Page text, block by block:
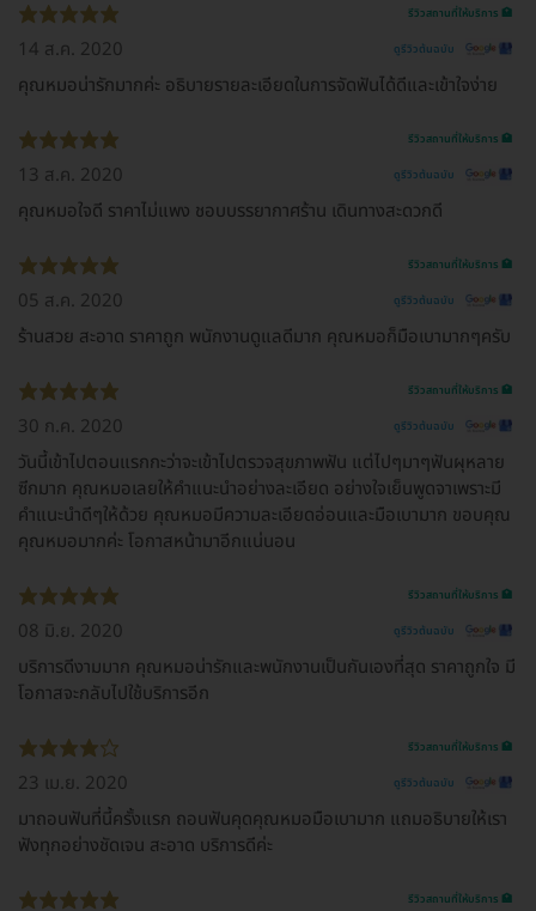
รีวิวสถานที่ให้บริการ 🏥
14 ส.ค. 2020 ดูรีวิวต้นฉบับ
คุณหมอน่ารักมากค่ะ อธิบายรายละเอียดในการจัดฟันได้ดีและเข้าใจง่าย
รีวิวสถานที่ให้บริการ 🏥
13 ส.ค. 2020 ดูรีวิวต้นฉบับ
คุณหมอใจดี ราคาไม่แพง ชอบบรรยากาศร้าน เดินทางสะดวกดี
รีวิวสถานที่ให้บริการ 🏥
05 ส.ค. 2020 ดูรีวิวต้นฉบับ
ร้านสวย สะอาด ราคาถูก พนักงานดูแลดีมาก คุณหมอก็มือเบามากๆครับ
รีวิวสถานที่ให้บริการ 🏥
30 ก.ค. 2020 ดูรีวิวต้นฉบับ
วันนี้เข้าไปตอนแรกกะว่าจะเข้าไปตรวจสุขภาพฟัน แต่ไปๆมาๆฟันผุหลาย
ซีกมาก คุณหมอเลยให้คำแนะนำอย่างละเอียด อย่างใจเย็นพูดจาเพราะมี
คำแนะนำดีๆให้ด้วย คุณหมอมีความละเอียดอ่อนและมือเบามาก ขอบคุณ
คุณหมอมากค่ะ โอกาสหน้ามาอีกแน่นอน
รีวิวสถานที่ให้บริการ 🏥
08 มิ.ย. 2020 ดูรีวิวต้นฉบับ
บริการดีงามมาก คุณหมอน่ารักและพนักงานเป็นกันเองที่สุด ราคาถูกใจ มี
โอกาสจะกลับไปใช้บริการอีก
รีวิวสถานที่ให้บริการ 🏥
23 เม.ย. 2020 ดูรีวิวต้นฉบับ
มาถอนฟันที่นี้ครั้งแรก ถอนฟันคุดคุณหมอมือเบามาก แถมอธิบายให้เรา
ฟังทุกอย่างชัดเจน สะอาด บริการดีค่ะ
รีวิวสถานที่ให้บริการ 🏥